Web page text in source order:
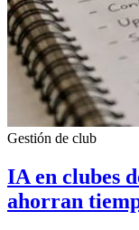
Gestión de club
IA en clubes
ahorran